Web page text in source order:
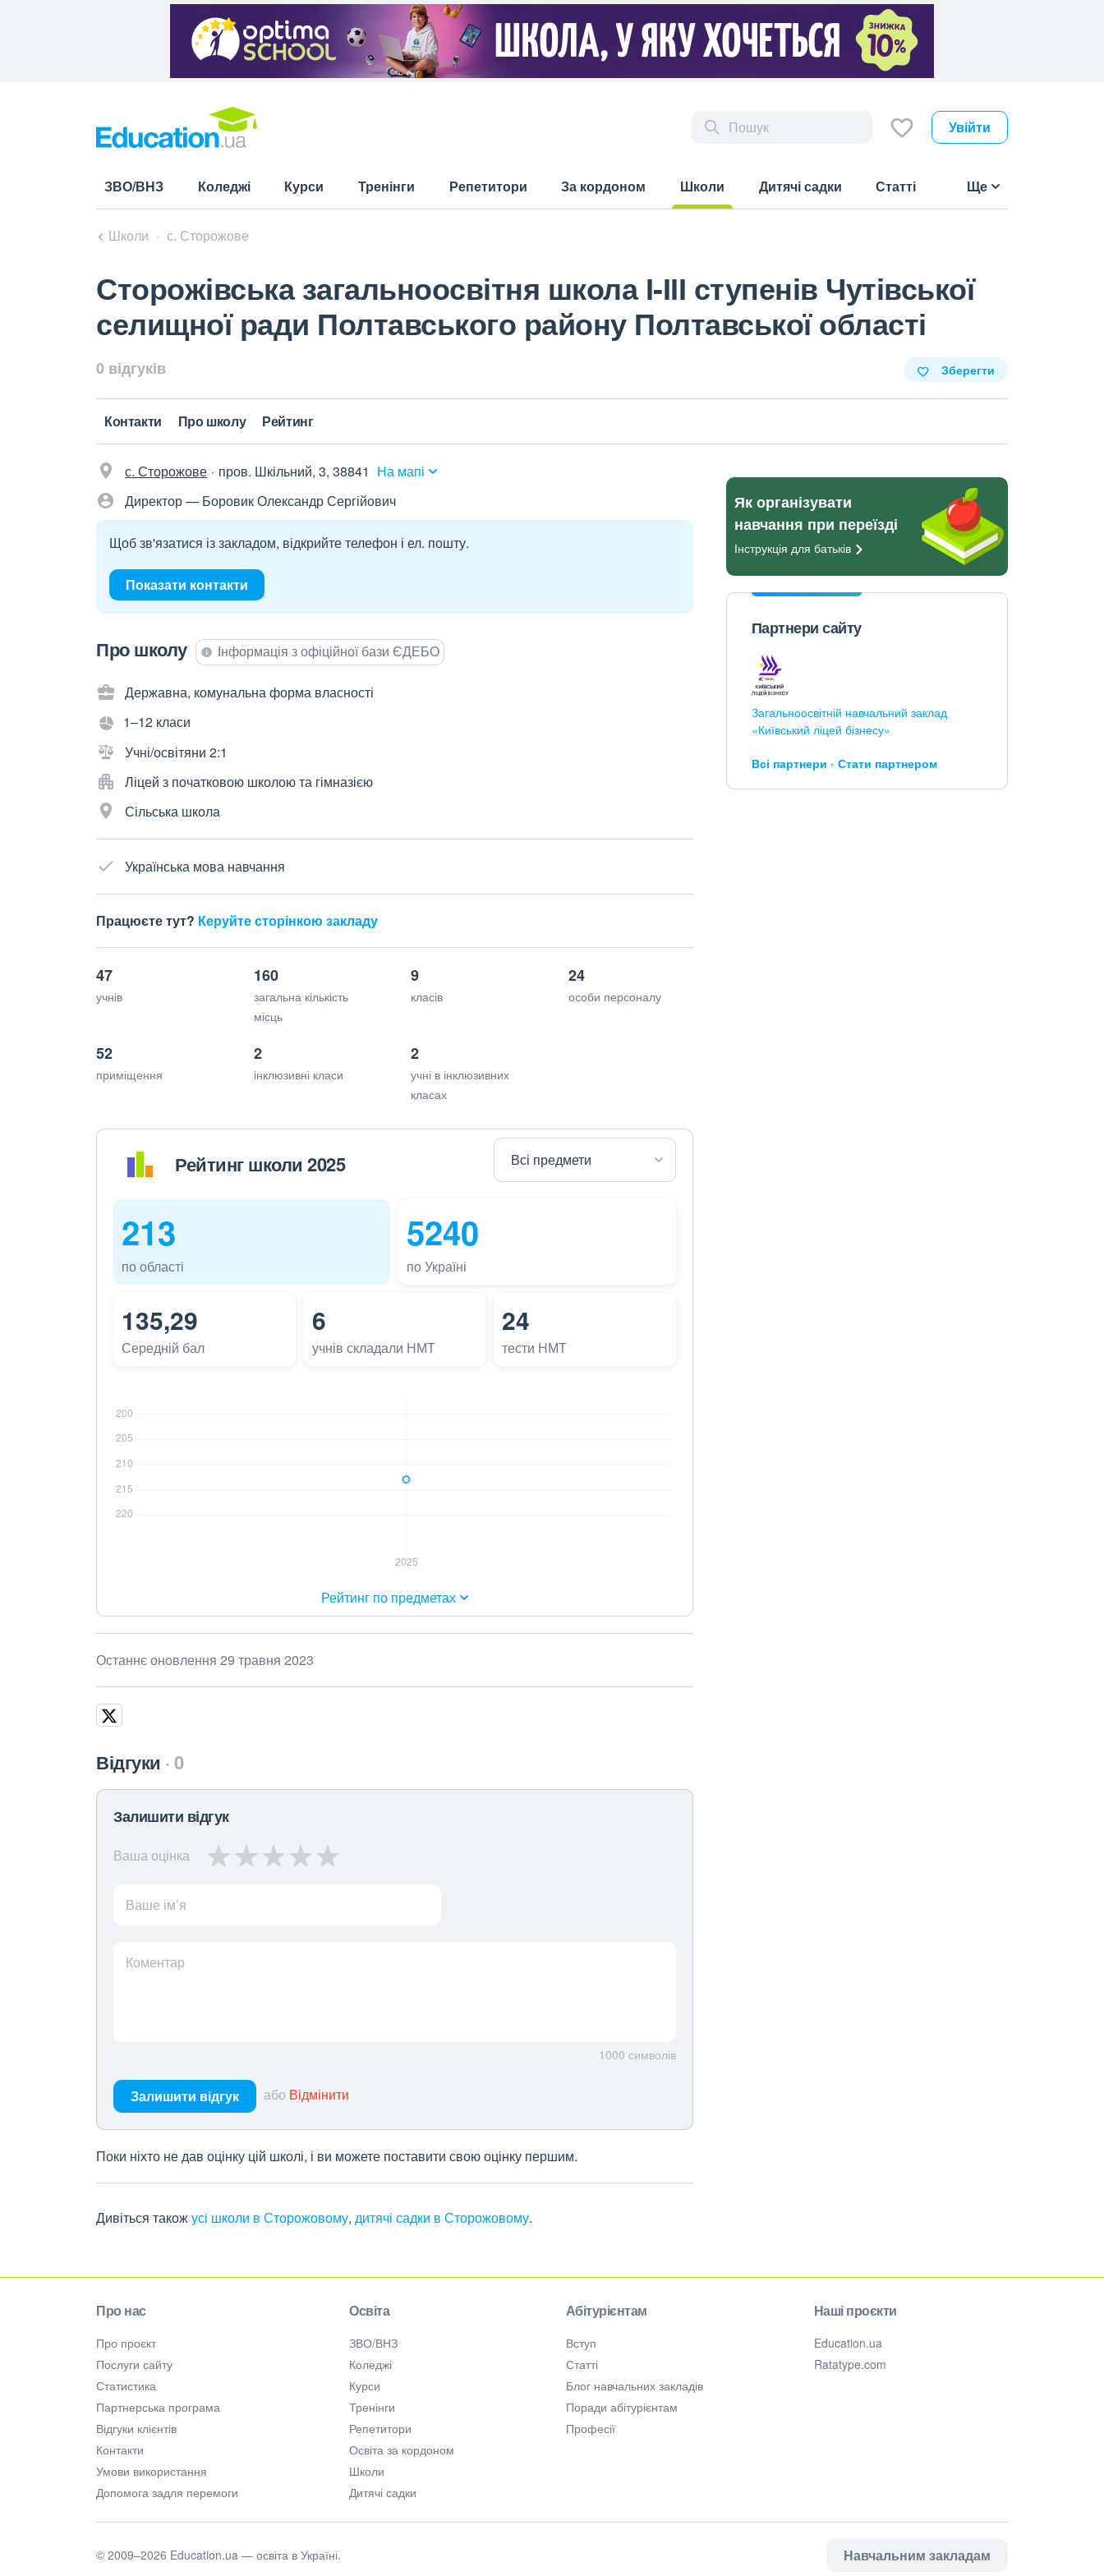
Увійти
ЗВО/ВНЗ Коледжі Курси Тренінги Репетитори За кордоном
Школи
Дитячі садки Статті Ще
Школи с. Сторожове
Сторожівська загальноосвітня школа І-ІІІ ступенів Чутівської
селищної ради Полтавського району Полтавської області
0 відгуків Зберегти
Контакти Про школу Рейтинг
с. Сторожове пров. Шкільний, 3, 38841 На мапі
Директор — Боровик Олександр Сергійович
Щоб зв'язатися із закладом, відкрийте телефон і ел. пошту.
Показати контакти
Про школу Інформація з офіційної бази ЄДЕБО
Державна, комунальна форма власності
1–12 класи
Учні/освітяни 2:1
Ліцей з початковою школою та гімназією
Сільська школа
Українська мова навчання
Працюєте тут? Керуйте сторінкою закладу
47
учнів
160
загальна кількість
місць
9
класів
24
особи персоналу
52
приміщення
2
інклюзивні класи
2
учні в інклюзивних
класах
Рейтинг школи 2025
213
по області
5240
по Україні
135,29
Середній бал
6
учнів складали НМТ
24
тести НМТ
Рейтинг по предметах
Останнє оновлення 29 травня 2023
Відгуки 0
Залишити відгук
Ваша оцінка
Ваше ім’я
Коментар
1000 символів
Залишити відгук або Відмінити
Поки ніхто не дав оцінку цій школі, і ви можете поставити свою оцінку першим.
Дивіться такожусі школи в Сторожовому, дитячі садки в Сторожовому.
Як організувати
навчання при переїзді
Інструкція для батьків
Партнери сайту
Загальноосвітній навчальний заклад
«Київський ліцей бізнесу»
Всі партнери Стати партнером
Про нас
Про проєкт
Послуги сайту
Статистика
Партнерська програма
Відгуки клієнтів
Контакти
Умови використання
Допомога задля перемоги
Освіта
ЗВО/ВНЗ
Коледжі
Курси
Тренінги
Репетитори
Освіта за кордоном
Школи
Дитячі садки
Абітурієнтам
Вступ
Статті
Блог навчальних закладів
Поради абітурієнтам
Професії
Наші проєкти
Education.ua
Ratatype.com
Навчальним закладам
© 2009–2026 Education.ua — освіта в Україні.